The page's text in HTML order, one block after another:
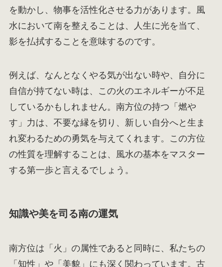
を動かし、物事を活性化させる力があります。風
水において南を整えることは、人生に光を当て、
影を払拭することを意味するのです。
例えば、なんとなくやる気が出ない時や、自分に
自信が持てない時は、この火のエネルギーが不足
しているかもしれません。南方位の持つ「燃や
す」力は、不要な縁を切り、新しい自分へと生ま
れ変わるための勇気を与えてくれます。この方位
の性質を理解することは、風水の基本をマスター
する第一歩と言えるでしょう。
知識や美を司る南の運気
南方位は「火」の属性であると同時に、私たちの
「知性」や「美貌」にも深く関わっています。古